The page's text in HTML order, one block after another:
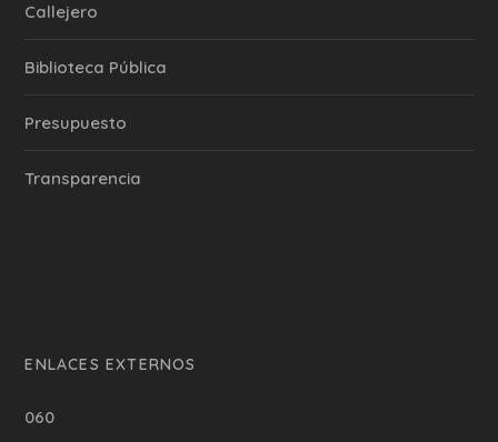
Callejero
Biblioteca Pública
Presupuesto
Transparencia
ENLACES EXTERNOS
060